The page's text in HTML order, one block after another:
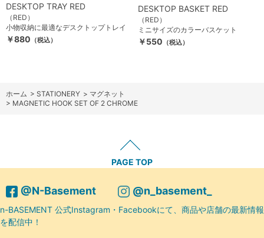
DESKTOP TRAY RED
（RED）
小物収納に最適なデスクトップトレイ
￥880 （税込）
DESKTOP BASKET RED
（RED）
ミニサイズのカラーバスケット
￥550 （税込）
ホーム > STATIONERY > マグネット
> MAGNETIC HOOK SET OF 2 CHROME
PAGE TOP
@N-Basement @n_basement_
n-BASEMENT 公式Instagram・Facebookにて、商品や店舗の最新情報
を配信中！